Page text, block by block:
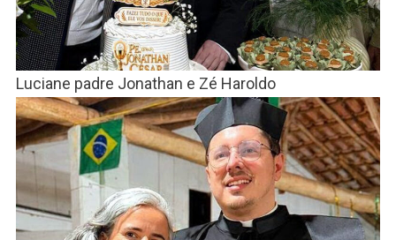
Luciane padre Jonathan e Zé Haroldo